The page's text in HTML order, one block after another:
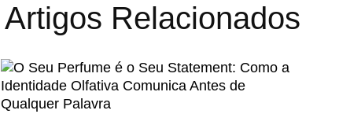
Artigos Relacionados